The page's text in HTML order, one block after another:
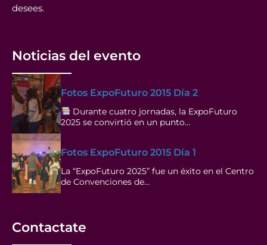
desees.
Noticias del evento
Fotos ExpoFuturo 2015 Día 2
Durante cuatro jornadas, la ExpoFuturo
2025 se convirtió en un punto…
Fotos ExpoFuturo 2015 Día 1
La “ExpoFuturo 2025” fue un éxito en el Centro
de Convenciones de…
Contactate